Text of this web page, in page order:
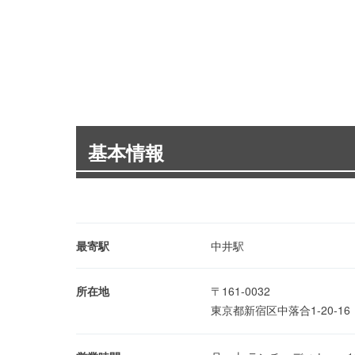
基本情報
最寄駅 中井駅
所在地
〒161-0032
東京都新宿区中落合1-20-16